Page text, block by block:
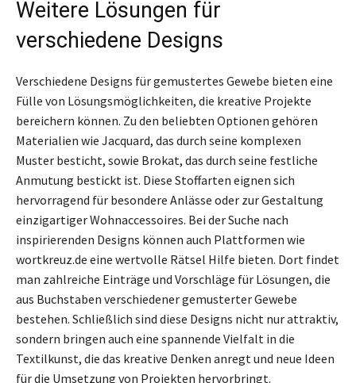
Weitere Lösungen für
verschiedene Designs
Verschiedene Designs für gemustertes Gewebe bieten eine
Fülle von Lösungsmöglichkeiten, die kreative Projekte
bereichern können. Zu den beliebten Optionen gehören
Materialien wie Jacquard, das durch seine komplexen
Muster besticht, sowie Brokat, das durch seine festliche
Anmutung bestickt ist. Diese Stoffarten eignen sich
hervorragend für besondere Anlässe oder zur Gestaltung
einzigartiger Wohnaccessoires. Bei der Suche nach
inspirierenden Designs können auch Plattformen wie
wortkreuz.de eine wertvolle Rätsel Hilfe bieten. Dort findet
man zahlreiche Einträge und Vorschläge für Lösungen, die
aus Buchstaben verschiedener gemusterter Gewebe
bestehen. Schließlich sind diese Designs nicht nur attraktiv,
sondern bringen auch eine spannende Vielfalt in die
Textilkunst, die das kreative Denken anregt und neue Ideen
für die Umsetzung von Projekten hervorbringt.